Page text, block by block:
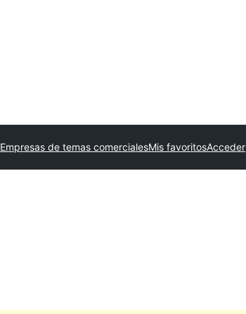
Empresas de temas comercialesMis favoritosAcceder